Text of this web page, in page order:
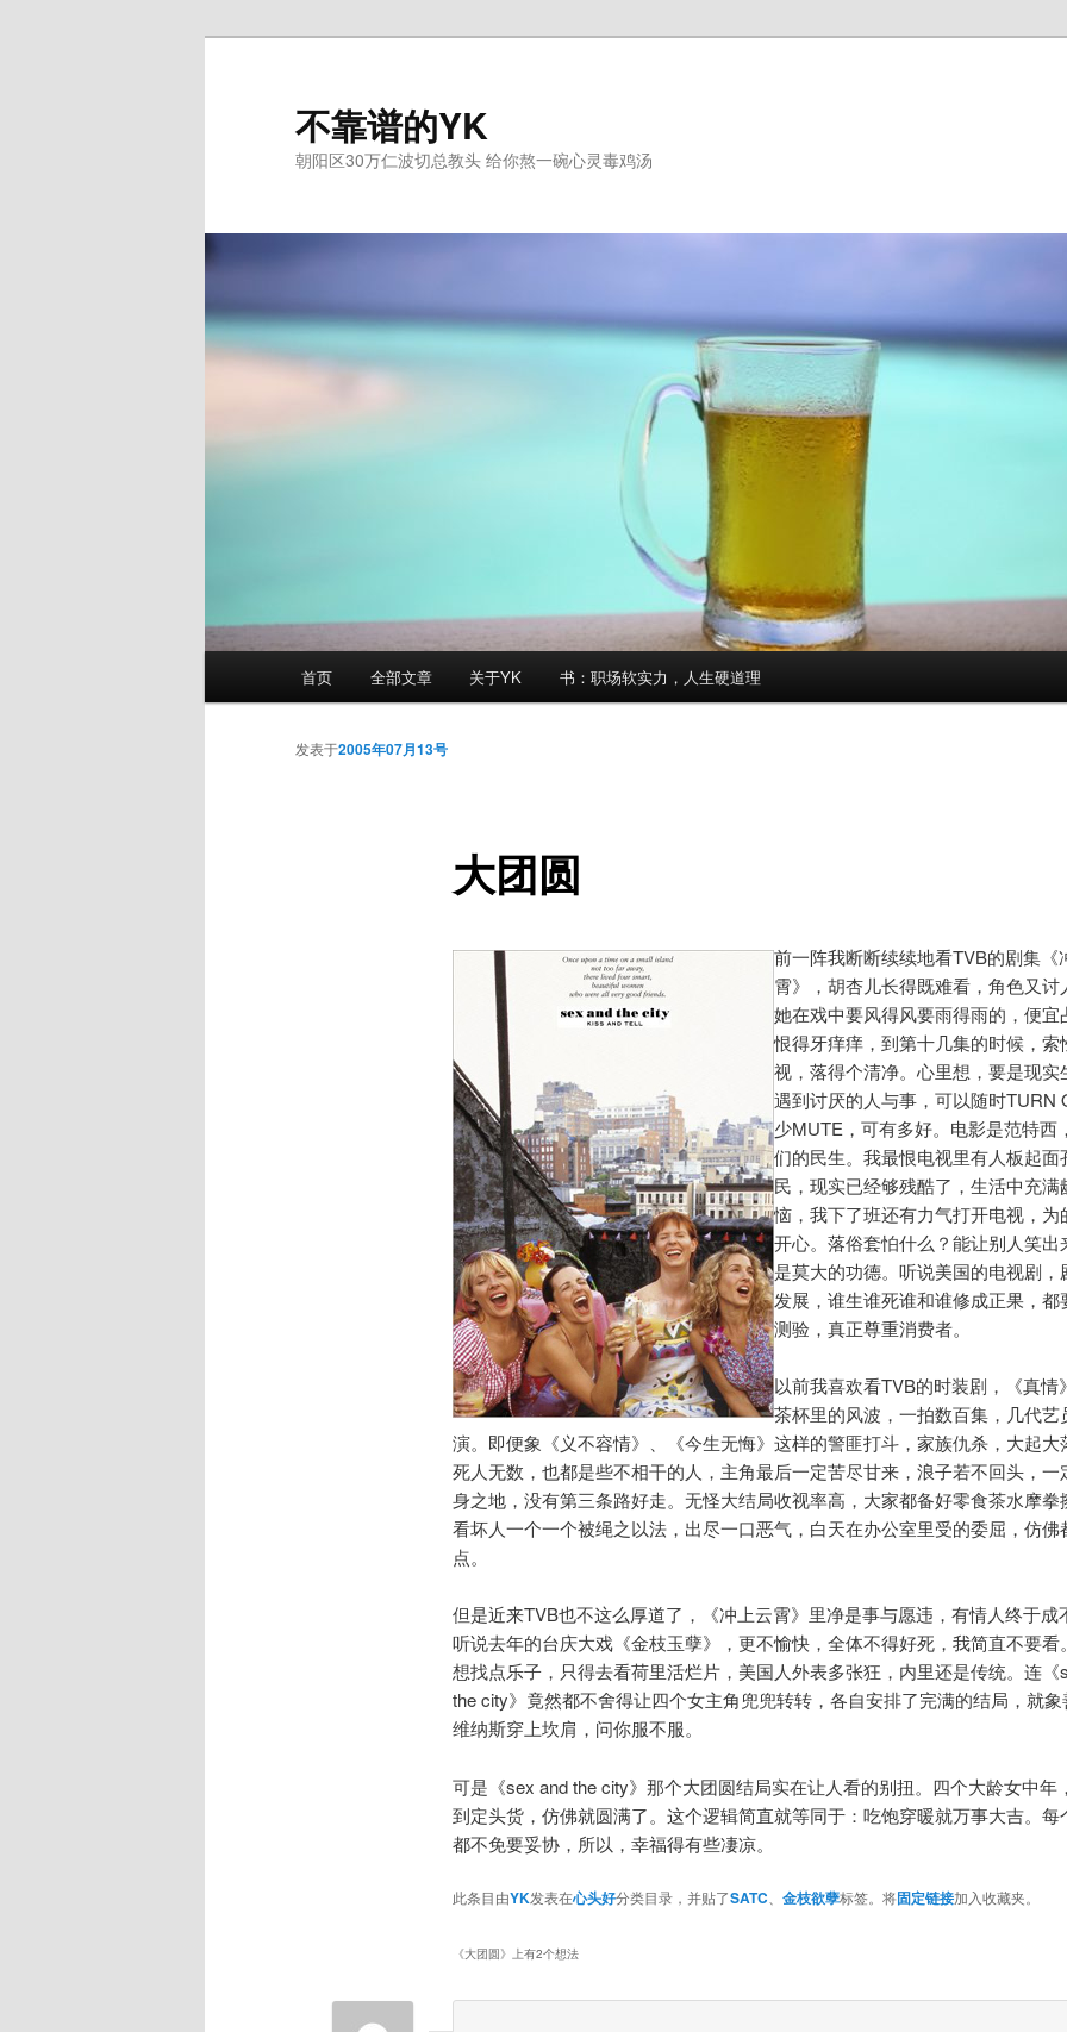
不靠谱的YK
朝阳区30万仁波切总教头 给你熬一碗心灵毒鸡汤
首页 全部文章 关于YK 书：职场软实力，人生硬道理
大团圆
发表于2005年07月13号
前一阵我断断续续地看TVB的剧集《
霄》，胡杏儿长得既难看，角色又讨
她在戏中要风得风要雨得雨的，便宜
恨得牙痒痒，到第十几集的时候，索
视，落得个清净。心里想，要是现实
遇到讨厌的人与事，可以随时TURN
少MUTE，可有多好。电影是范特西
们的民生。我最恨电视里有人板起面
民，现实已经够残酷了，生活中充满
恼，我下了班还有力气打开电视，为
开心。落俗套怕什么？能让别人笑出
是莫大的功德。听说美国的电视剧，
发展，谁生谁死谁和谁修成正果，都
测验，真正尊重消费者。
以前我喜欢看TVB的时装剧，《真情
茶杯里的风波，一拍数百集，几代艺
演。即便象《义不容情》、《今生无悔》这样的警匪打斗，家族仇杀，大起大
死人无数，也都是些不相干的人，主角最后一定苦尽甘来，浪子若不回头，一
身之地，没有第三条路好走。无怪大结局收视率高，大家都备好零食茶水摩拳
看坏人一个一个被绳之以法，出尽一口恶气，白天在办公室里受的委屈，仿佛
点。
但是近来TVB也不这么厚道了，《冲上云霄》里净是事与愿违，有情人终于成
听说去年的台庆大戏《金枝玉孽》，更不愉快，全体不得好死，我简直不要看
想找点乐子，只得去看荷里活烂片，美国人外表多张狂，内里还是传统。连《
the city》竟然都不舍得让四个女主角兜兜转转，各自安排了完满的结局，就
维纳斯穿上坎肩，问你服不服。
可是《sex and the city》那个大团圆结局实在让人看的别扭。四个大龄女中年
到定头货，仿佛就圆满了。这个逻辑简直就等同于：吃饱穿暖就万事大吉。每
都不免要妥协，所以，幸福得有些凄凉。
此条目由YK发表在心头好分类目录，并贴了SATC 金枝欲孽标签。将固定链接加入收藏夹。
《大团圆》上有2个想法